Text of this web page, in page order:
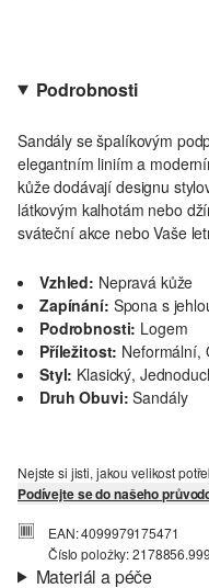
Podrobnosti
Sandály se špalíkovým
elegantním liniím a
kůže dodávají designu
látkovým kalhotám nebo
sváteční akce nebo Vaše
Vzhled: Nepravá kůže
Zapínání: Spona s
Podrobnosti: Logem
Příležitost: Neformální,
Styl: Klasický,
Druh Obuvi: Sandály
Nejste si jisti, jakou velikost
Podívejte se do našeho
EAN: 4099979175471
Číslo položky:
Materiál a péče